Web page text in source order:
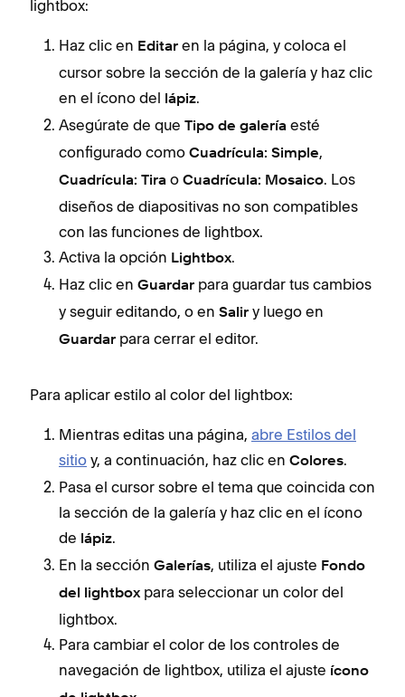
lightbox:
Haz clic en Editar en la página, y coloca el
cursor sobre la sección de la galería y haz clic
en el ícono del lápiz.
Asegúrate de que Tipo de galería esté
configurado como Cuadrícula: Simple,
Cuadrícula: Tira o Cuadrícula: Mosaico. Los
diseños de diapositivas no son compatibles
con las funciones de lightbox.
Activa la opción Lightbox.
Haz clic en Guardar para guardar tus cambios
y seguir editando, o en Salir y luego en
Guardar para cerrar el editor.
Para aplicar estilo al color del lightbox:
Mientras editas una página, abre Estilos del
sitio y, a continuación, haz clic en Colores.
Pasa el cursor sobre el tema que coincida con
la sección de la galería y haz clic en el ícono
de lápiz.
En la sección Galerías, utiliza el ajuste Fondo
del lightbox para seleccionar un color del
lightbox.
Para cambiar el color de los controles de
navegación de lightbox, utiliza el ajuste ícono